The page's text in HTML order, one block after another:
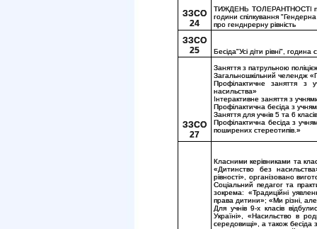
ЗЗСО
24
ТИЖДЕНЬ ТОЛЕРАНТНОСТІ під
години спілкування
про генднрерну рівність
ЗЗСО
25
Бесіда"Усі діти рівні", година
ЗЗСО
27
Заняття з патрульною
Загальношкільний челендж
Профілактичне заняття з
насильства»
Інтерактивне заняття з
Профілактична бесіда з
Заняття для учнів 5 та 6
Профілактична бесіда з
поширених стереотипів.»
Класними керівниками та
«Дитинство без
рівності», організовано
Соціальний педагог та
зокрема: «Традиційні
права дитини»; «Ми різні,
Для учнів 9-х класів
Україні», «Насильство в
середовищі», а також бесіда